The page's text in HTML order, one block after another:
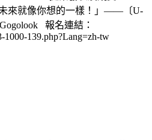
來就像你想的一樣！」——〔U-
報名連結：
1000-139.php?Lang=zh-tw